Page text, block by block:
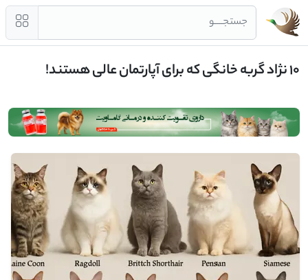
جستجــــو
10 نژاد گربه خانگی که برای آپارتمان عالی هستند!